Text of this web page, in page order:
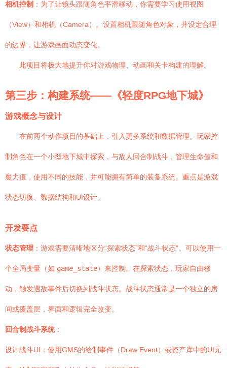
相机控制 ：为了让镜头跟随角色平滑移动，你需要学习使用视图
（View）和相机（Camera）。设置相机跟随角色对象，并设定合理
的边界，让游戏画面动态变化。
此项目将极大地提升你对游戏物理、动画和关卡构建的理解。
第三步：构建系统——《轻度RPG地下城》
游戏概念与设计
在前两个动作项目的基础上，引入更多系统和数据管理。玩家控
制角色在一个小型地下城中探索，与敌人回合制战斗，管理生命值和
魔力值，使用不同的技能，并可能拥有简单的装备系统。重点是游戏
状态切换、数据结构和UI设计。
开发要点
状态管理 ：游戏需要清晰地区分“探索状态”和“战斗状态”。可以使用一
个全局变量（如 game_state）来控制。在探索状态，玩家自由移
动，触发遇敌事件后切换到战斗状态。战斗状态通常是一个独立的房
间或覆盖层，界面和逻辑完全改变。
回合制战斗系统：
设计战斗UI：使用GMS的绘制事件（Draw Event）或资产库中的UI元